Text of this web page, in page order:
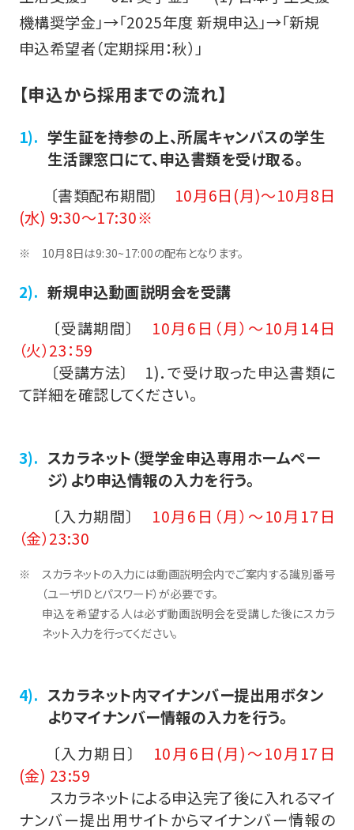
機構奨学金」→「2025年度 新規申込」→「新規
申込希望者（定期採用：秋）」
【申込から採用までの流れ】
学生証を持参の上、所属キャンパスの学生
生活課窓口にて、申込書類を受け取る。
〔書類配布期間〕 10月6日(月)～10月8日
(水) 9:30～17:30※
10月8日は9:30~17:00の配布となります。
新規申込動画説明会を受講
〔受講期間〕 10月6日（月）～10月14日
（火）23：59
〔受講方法〕 1)．で受け取った申込書類に
て詳細を確認してください。
スカラネット（奨学金申込専用ホームペー
ジ）より申込情報の入力を行う。
〔入力期間〕 10月6日（月）～10月17日
（金）23:30
スカラネットの入力には動画説明会内でご案内する識別番号
（ユーザIDとパスワード）が必要です。
申込を希望する人は必ず動画説明会を受講した後にスカラ
ネット入力を行ってください。
スカラネット内マイナンバー提出用ボタン
よりマイナンバー情報の入力を行う。
〔入力期日〕 10月6日(月)～10月17日
(金) 23:59
スカラネットによる申込完了後に入れるマイ
ナンバー提出用サイトからマイナンバー情報の